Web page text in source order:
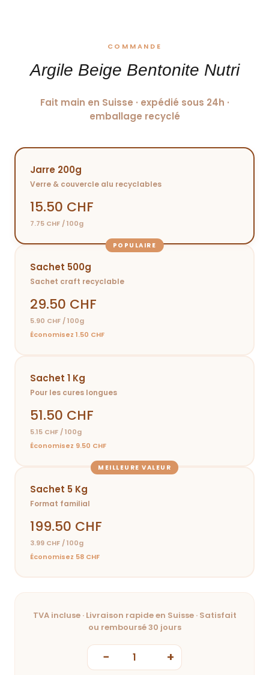
COMMANDE
Argile Beige Bentonite Nutri
Fait main en Suisse · expédié sous 24h ·
emballage recyclé
Jarre 200g
Verre & couvercle alu recyclables
15.50 CHF
7.75 CHF / 100g
POPULAIRE
Sachet 500g
Sachet craft recyclable
29.50 CHF
5.90 CHF / 100g
Économisez 1.50 CHF
Sachet 1 Kg
Pour les cures longues
51.50 CHF
5.15 CHF / 100g
Économisez 9.50 CHF
MEILLEURE VALEUR
Sachet 5 Kg
Format familial
199.50 CHF
3.99 CHF / 100g
Économisez 58 CHF
TVA incluse · Livraison rapide en Suisse · Satisfait
ou remboursé 30 jours
− +